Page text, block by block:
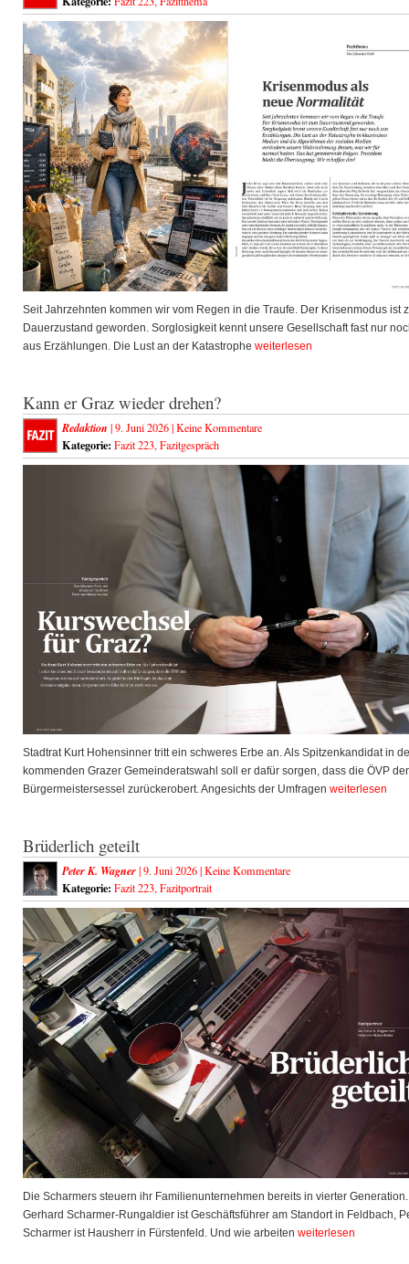
Seit Jahrzehnten kommen wir vom Regen in die Traufe. Der Krisenmodus ist
Dauerzustand geworden. Sorglosigkeit kennt unsere Gesellschaft fast nur
aus Erzählungen. Die Lust an der Katastrophe weiterlesen
Kann er Graz wieder drehen?
Redaktion | 9. Juni 2026 |Keine Kommentare
Kategorie: Fazit 223, Fazitgespräch
Stadtrat Kurt Hohensinner tritt ein schweres Erbe an. Als Spitzenkandidat in
kommenden Grazer Gemeinderatswahl soll er dafür sorgen, dass die ÖVP
Bürgermeistersessel zurückerobert. Angesichts der Umfragen weiterlesen
Brüderlich geteilt
Peter K. Wagner| 9. Juni 2026 |Keine Kommentare
Kategorie: Fazit 223, Fazitportrait
Die Scharmers steuern ihr Familienunternehmen bereits in vierter Generation.
Gerhard Scharmer-Rungaldier ist Geschäftsführer am Standort in Feldbach,
Scharmer ist Hausherr in Fürstenfeld. Und wie arbeiten weiterlesen